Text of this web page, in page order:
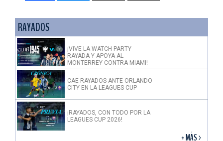
RAYADOS
¡VIVE LA WATCH PARTY
RAYADA Y APOYA AL
MONTERREY CONTRA MIAMI!
CAE RAYADOS ANTE ORLANDO
CITY EN LA LEAGUES CUP
¡RAYADOS, CON TODO POR LA
LEAGUES CUP 2026!
+ MÁS >